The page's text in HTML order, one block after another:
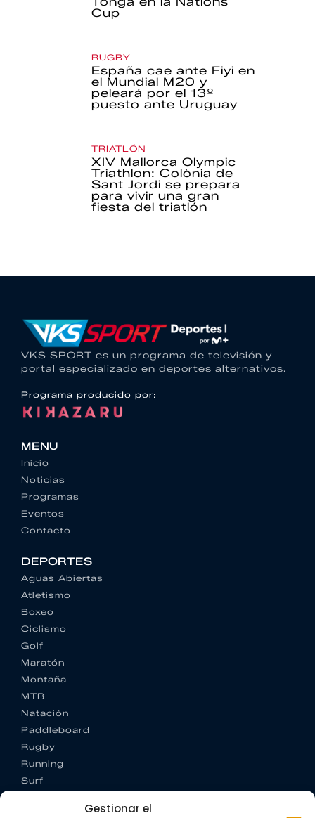
Gestionar el
Cup
RUGBY
España cae ante Fiyi en
el Mundial M20 y
peleará por el 13º
puesto ante Uruguay
TRIATLÓN
XIV Mallorca Olympic
Triathlon: Colònia de
Sant Jordi se prepara
para vivir una gran
fiesta del triatlón
VKS SPORT es un programa de televisión y
portal especializado en deportes alternativos.
Programa producido por:
MENU
Inicio
Noticias
Programas
Eventos
Contacto
DEPORTES
Aguas Abiertas
Atletismo
Boxeo
Ciclismo
Golf
Maratón
Montaña
MTB
Natación
Paddleboard
Rugby
Running
Surf